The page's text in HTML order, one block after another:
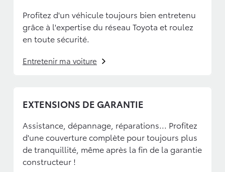
Profitez d'un véhicule toujours bien entretenu
grâce à l'expertise du réseau Toyota et roulez
en toute sécurité.
Entretenir ma voiture
EXTENSIONS DE GARANTIE
Assistance, dépannage, réparations... Profitez
d'une couverture complète pour toujours plus
de tranquillité, même après la fin de la garantie
constructeur !